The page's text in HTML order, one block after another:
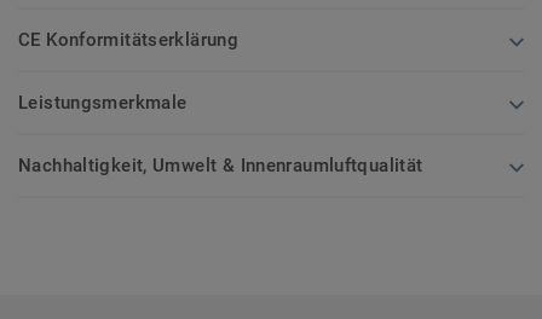
CE Konformitätserklärung
Leistungsmerkmale
Nachhaltigkeit, Umwelt & Innenraumluftqualität